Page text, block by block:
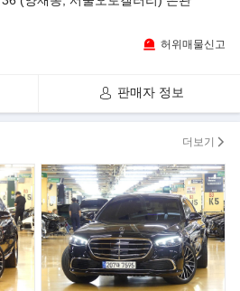
스트백
. 기존 카이엔 보다 윈드쉴드를 낮춰 차
디자인한
90㎞/h 이상
뒷바퀴의 접지력을 높인다.
허위매물신고
판매자 정보
더보기